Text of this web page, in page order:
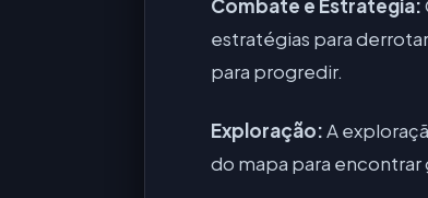
Combate e Estratégia:
estratégias para
para progredir.
Exploração:A
do mapa para encontrar